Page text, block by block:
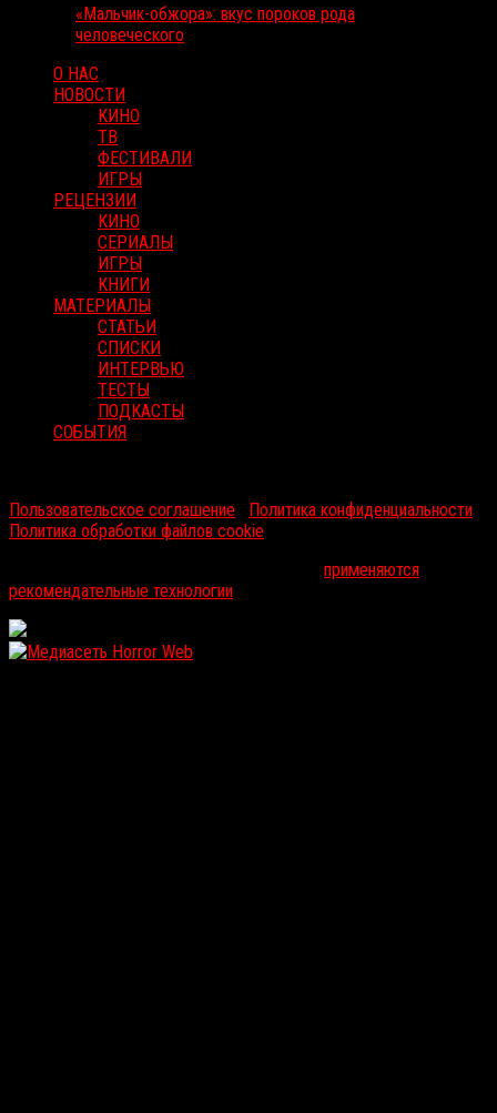
«Мальчик-обжора»: вкус пороков рода
человеческого
О НАС
НОВОСТИ
КИНО
ТВ
ФЕСТИВАЛИ
ИГРЫ
РЕЦЕНЗИИ
КИНО
СЕРИАЛЫ
ИГРЫ
КНИГИ
МАТЕРИАЛЫ
СТАТЬИ
СПИСКИ
ИНТЕРВЬЮ
ТЕСТЫ
ПОДКАСТЫ
СОБЫТИЯ
Пользовательское соглашение
Политика конфиденциальности
Политика обработки файлов cookie
применяются
рекомендательные технологии